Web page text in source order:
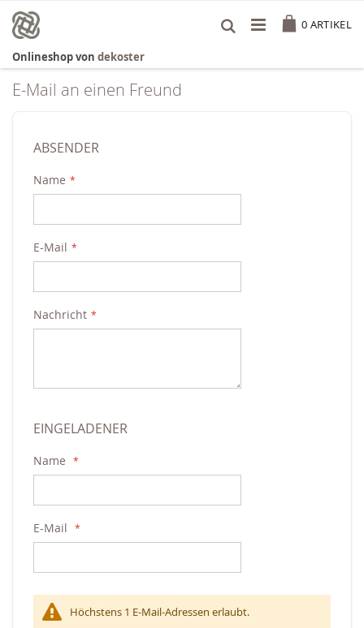
Inhalt
springen
0 ARTIKEL
Onlineshop von dekoster
E-Mail an einen Freund
ABSENDER
Name
E-Mail
Nachricht
EINGELADENER
Name
E-Mail
Höchstens 1 E-Mail-Adressen erlaubt.